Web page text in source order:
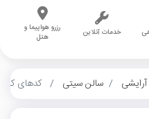
خدمات آنلاین
رزرو هواپیما و
هتل
آرایشی سالن سیتی کدهای